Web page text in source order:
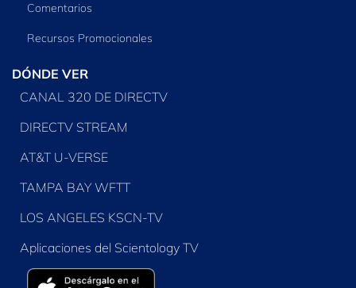
Comentarios
Recursos Promocionales
DÓNDE VER
CANAL 320 DE DIRECTV
DIRECTV STREAM
AT&T U-VERSE
TAMPA BAY WFTT
LOS ANGELES KSCN-TV
Aplicaciones del Scientology TV